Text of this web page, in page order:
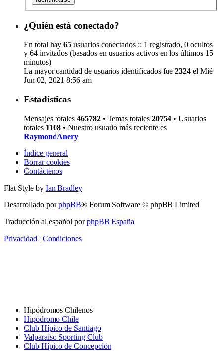
¿Quién está conectado?
En total hay 65 usuarios conectados :: 1 registrado, 0 ocultos
y 64 invitados (basados en usuarios activos en los últimos 15
minutos)
La mayor cantidad de usuarios identificados fue 2324 el Mié
Jun 02, 2021 8:56 am
Estadísticas
Mensajes totales 465782 • Temas totales 20754 • Usuarios
totales 1108 • Nuestro usuario más reciente es
RaymondAnery
Índice general
Borrar cookies
Contáctenos
Flat Style by Ian Bradley
Desarrollado porphpBB® Forum Software © phpBB Limited
Traducción al español porphpBB España
Privacidad | Condiciones
Hipódromos Chilenos
Hipódromo Chile
Club Hípico de Santiago
Valparaíso Sporting Club
Club Hípico de Concepción